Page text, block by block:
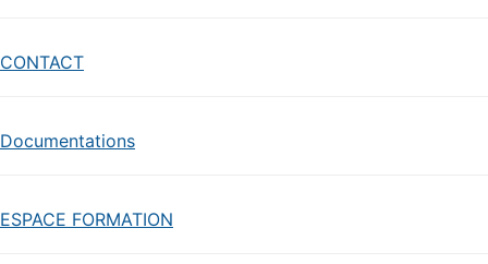
CONTACT
Documentations
ESPACE FORMATION